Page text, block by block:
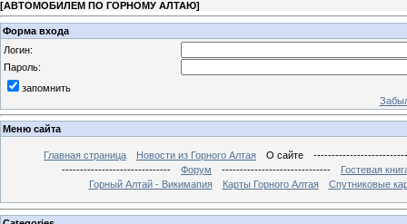
[АВТОМОБИЛЕМ ПО ГОРНОМУ АЛТАЮ]
Форма входа
Логин:
Пароль:
запомнить
Меню сайта
Главная страница Новости из Горного Алтая О сайте
------------------------------
Форум ------------------------------
Гостевая
Горный Алтай - Викимапия
Карты Горного Алтая Спутниковые